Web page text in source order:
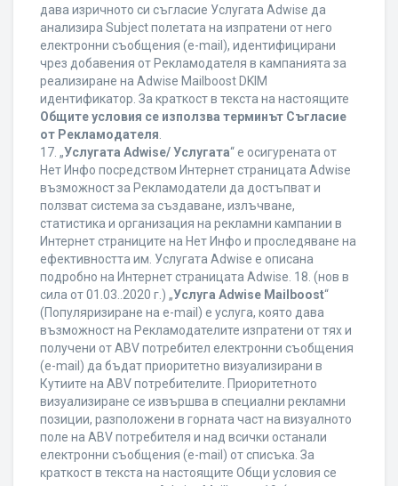
дава изричното си съгласие Услугата Adwise да
анализира Subject полетата на изпратени от него
електронни съобщения (e-mail), идентифицирани
чрез добавения от Рекламодателя в кампанията за
реализиране на Adwise Mailboost DKIM
идентификатор. За краткост в текста на настоящите
Общите условия се използва терминът Съгласие
от Рекламодателя
17. „Услугата Adwise/ Услугата“ е осигурената от
Нет Инфо посредством Интернет страницата Adwise
възможност за Рекламодатели да достъпват и
ползват система за създаване, излъчване,
статистика и организация на рекламни кампании в
Интернет страниците на Нет Инфо и проследяване на
ефективността им. Услугата Adwise е описана
подробно на Интернет страницата Adwise. 18. (нов в
сила от 01.03..2020 г.) „Услуга Adwise Mailboost“
(Популяризиране на e-mail) е услуга, която дава
възможност на Рекламодателите изпратени от тях и
получени от ABV потребител електронни съобщения
(e-mail) да бъдат приоритетно визуализирани в
Кутиите на ABV потребителите. Приоритетното
визуализиране се извършва в специални рекламни
позиции, разположени в горната част на визуалното
поле на ABV потребителя и над всички останали
електронни съобщения (e-mail) от списъка. За
краткост в текста на настоящите Общи условия се